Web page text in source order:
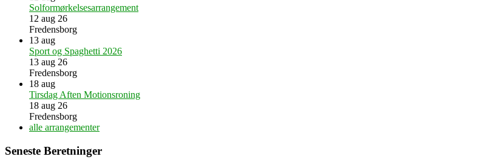
Solformørkelsesarrangement
12 aug 26
Fredensborg
13 aug
Sport og Spaghetti 2026
13 aug 26
Fredensborg
18 aug
Tirsdag Aften Motionsroning
18 aug 26
Fredensborg
alle arrangementer
Seneste Beretninger